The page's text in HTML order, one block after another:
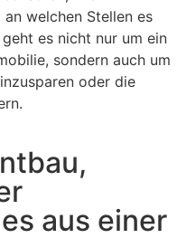
welchen Stellen es
es nicht nur um ein
sondern auch um
oder die
aus einer